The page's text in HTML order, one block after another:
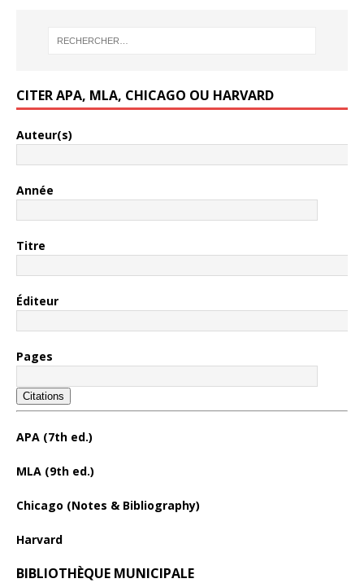
CITER APA, MLA, CHICAGO OU HARVARD
Auteur(s)
Année
Titre
Éditeur
Pages
Citations
APA (7th ed.)
MLA (9th ed.)
Chicago (Notes & Bibliography)
Harvard
BIBLIOTHÈQUE MUNICIPALE